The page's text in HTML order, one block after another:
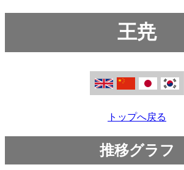
王尭
トップへ戻る
推移グラフ